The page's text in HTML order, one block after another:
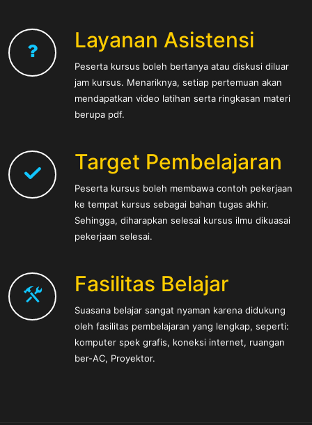
Layanan Asistensi
Peserta kursus boleh bertanya atau diskusi diluar
jam kursus. Menariknya, setiap pertemuan akan
mendapatkan video latihan serta ringkasan materi
berupa pdf.
Target Pembelajaran
Peserta kursus boleh membawa contoh pekerjaan
ke tempat kursus sebagai bahan tugas akhir.
Sehingga, diharapkan selesai kursus ilmu dikuasai
pekerjaan selesai.
Fasilitas Belajar
Suasana belajar sangat nyaman karena didukung
oleh fasilitas pembelajaran yang lengkap, seperti:
komputer spek grafis, koneksi internet, ruangan
ber-AC, Proyektor.